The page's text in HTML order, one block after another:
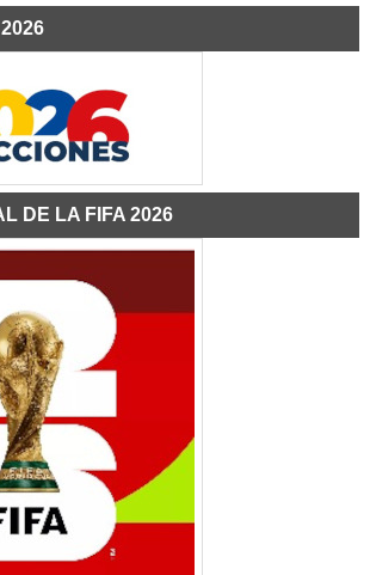
DE LA FIFA 2026